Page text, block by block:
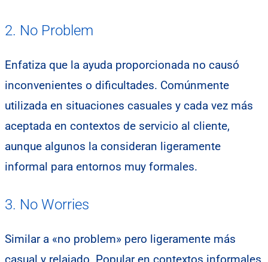
2. No Problem
Enfatiza que la ayuda proporcionada no causó
inconvenientes o dificultades. Comúnmente
utilizada en situaciones casuales y cada vez más
aceptada en contextos de servicio al cliente,
aunque algunos la consideran ligeramente
informal para entornos muy formales.
3. No Worries
Similar a «no problem» pero ligeramente más